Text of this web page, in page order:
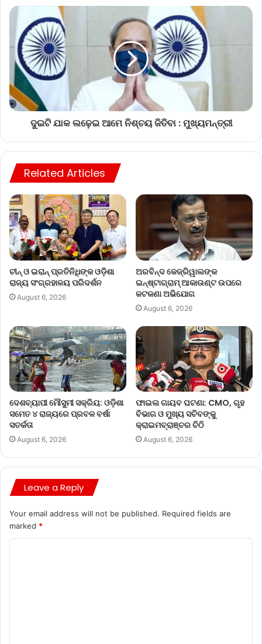
ଦୁଇଟି ଯାକ ଲଢ଼େଇ ଆମେ ନିଶ୍ଚୟ ଜିତିବା : ମୁଖ୍ୟମନ୍ତ୍ରୀ
Related Articles
ଚୀନ୍ ଓ ଇରାନ୍ ପ୍ରତିନିଧିଙ୍କ ଓଡ଼ିଶା
ରାଜ୍ୟ ସଂଗ୍ରହାଳୟ ପରିଦର୍ଶନ
August 6, 2026
ଅରବିନ୍ଦ କେଜ୍ରିୱାଲଙ୍କ
ଇନ୍‌ଷ୍ଟାଗ୍ରାମ୍ ଆକାଉଣ୍ଟ ଉପରେ
କଟକଣା ଅଭିଯୋଗ
August 6, 2026
ଦେଶବ୍ୟାପୀ ମୌସୁମୀ ସକ୍ରିୟ: ଓଡ଼ିଶା
ସମେତ ୪ ରାଜ୍ୟରେ ପ୍ରବଳ ବର୍ଷା
ସତର୍କତା
August 6, 2026
ଫାଇଲ ଗାୟବ ଘଟଣା: CMO, ଗୃହ
ବିଭାଗ ଓ ମୁଖ୍ୟ ସଚିବଙ୍କୁ
କ୍ରାଇମବ୍ରାଞ୍ଚର ଚିଠି
August 6, 2026
Leave a Reply
Your email address will not be published. Required fields are
marked *